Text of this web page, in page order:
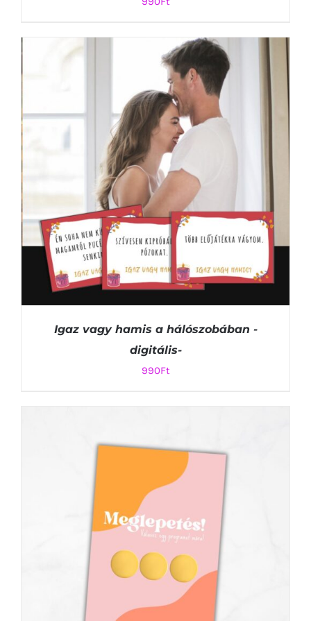
KOSÁRBA TESZEM
/
Igaz vagy hamis a hálószobában -
digitális-
990Ft